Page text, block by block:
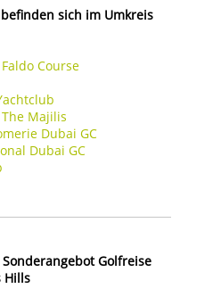
sich im Umkreis
Course
Majilis
Dubai GC
Dubai GC
Sonderangebot Golfreise
Hills